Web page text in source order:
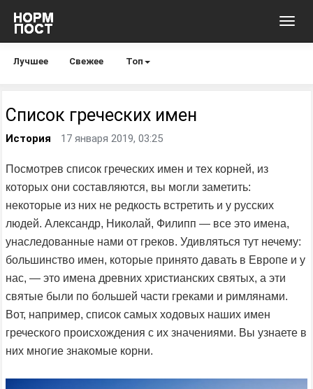
Лучшее Свежее Топ
Список греческих имен
История 17 января 2019, 03:25
Посмотрев список греческих имен и тех корней, из
которых они составляются, вы могли заметить:
некоторые из них не редкость встретить и у русских
людей. Александр, Николай, Филипп — все это имена,
унаследованные нами от греков. Удивляться тут нечему:
большинство имен, которые принято давать в Европе и у
нас, — это имена древних христианских святых, а эти
святые были по большей части греками и римлянами.
Вот, например, список самых ходовых наших имен
греческого происхождения с их значениями. Вы узнаете в
них многие знакомые корни.